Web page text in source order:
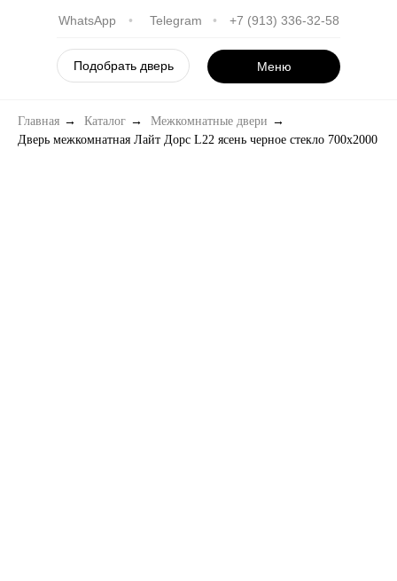
WhatsApp •
Telegram
• +7 (913) 336-32-58
Подобрать дверь Меню
Главная → Каталог → Межкомнатные двери →
Дверь межкомнатная Лайт Дорс L22 ясень черное стекло 700х2000